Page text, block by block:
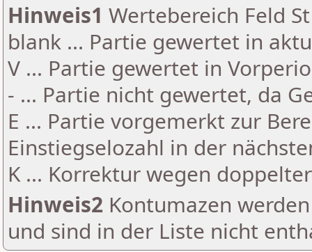
Hinweis1 Wertebereich Feld
blank ... Partie gewertet in
V ... Partie gewertet in
- ... Partie nicht gewertet, da
E ... Partie vorgemerkt zur
Einstiegselozahl in der
K ... Korrektur wegen
Hinweis2 Kontumazen
und sind in der Liste nicht